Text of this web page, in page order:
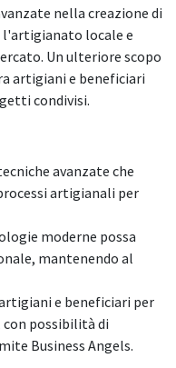
nella creazione di
locale e
Un ulteriore scopo
artigiani e beneficiari
condivisi.
avanzate che
artigianali per
moderne possa
mantenendo al
e beneficiari per
possibilità di
Business Angels.